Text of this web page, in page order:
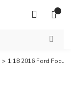
1:18 2016 Ford Focus